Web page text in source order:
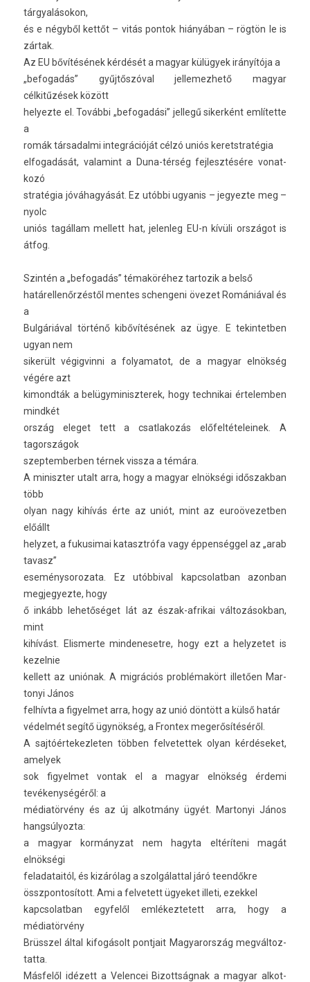
tárgyalásokon,
és e négyből kettőt – vitás pon­tok hiányában – rögtön le is
zártak.
Az EU bővítésének kérdését a magyar külügyek irányítója a
„be­fogadás” gyűjtőszóval jel­lemez­hető magyar
célkitűzések között
helyez­te el. További „be­fogadási” jel­legű siker­ként említette
a
romák tár­sadal­mi in­teg­rációját célzó uniós keretstratégia
el­fogadását, valamint a Duna-térség fej­lesztésére vonat­
kozó
stratégia jóváhagyását. Ez utóbbi ugyanis – jegyez­te meg –
nyolc
uniós tagállam mel­lett hat, jelen­leg EU-n kívüli országot is
átfog.
Szintén a „be­fogadás” témaköréhez tar­tozik a belső
határel­lenőr­zéstől men­tes schen­geni övezet Romániával és
a
Bulgáriával történő kibővítésének az ügye. E tekin­tetb­en
ugyan nem
sikerült végig­vinni a folyamatot, de a magyar elnökség
végére azt
kimondták a be­lügyminiszterek, hogy tech­nikai értelemb­en
mindkét
ország eleget tett a csat­lakozás előfel­tételeinek. A
tagországok
szep­temberb­en térnek vissza a témára.
A miniszt­er utalt arra, hogy a magyar elnökségi idős­zakban
több
olyan nagy kihívás érte az uniót, mint az euroövezetb­en
előállt
helyzet, a fukusimai katasztrófa vagy éppenséggel az „arab
tavasz”
eseménysorozata. Ez utób­biv­al kapcsolat­ban azon­ban
meg­jegyez­te, hogy
ő inkább lehetőséget lát az észak-afrikai vál­tozások­ban,
mint
kihívást. Elis­merte min­deneset­re, hogy ezt a helyzetet is
kezel­nie
kel­lett az uniónak. A migrációs problémakört illetően Mar­
tonyi János
felhívta a figyel­met arra, hogy az unió döntött a külső határ
védelmét segítő ügynökség, a Fron­tex megerősítéséről.
A saj­tóér­tekez­let­en többen fel­vetet­tek olyan kérdéseket,
amelyek
sok figyel­met von­tak el a magyar elnökség érdemi
tevékenységéről: a
médiatörvény és az új al­kot­mány ügyét. Mar­tonyi János
han­gsúlyoz­ta:
a magyar kormányzat nem hagyta eltéríteni magát
elnökségi
feladataitól, és kizárólag a szol­gálatt­al járó teendőkre
összpon­tosított. Ami a fel­vetett ügyeket il­leti, ezek­kel
kapcsolat­ban egyfelől em­lékez­tetett arra, hogy a
médiatörvény
Brüsszel által kifogásolt pontjait Magyarország meg­változ­
tatta.
Másfelől idézett a Velen­cei Bi­zottság­nak a magyar al­kot­